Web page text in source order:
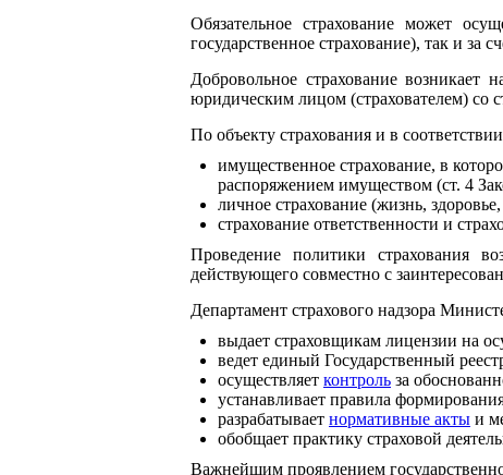
Обязательное страхование может
государственное страхование), так и за
Добровольное страхование возникает
юридическим лицом (страхователем) со
По объекту страхования и в
имущественное страхование, в
распоряжением имуществом (ст. 4
личное страхование (жизнь,
страхование ответственности и
Проведение политики страхования
действующего совместно с
Департамент страхового надзора
выдает страховщикам лицензии на
ведет единый Государственный
осуществляет контроль за
устанавливает правила
разрабатывает нормативные акты и
обобщает практику страховой
Важнейшим проявлением